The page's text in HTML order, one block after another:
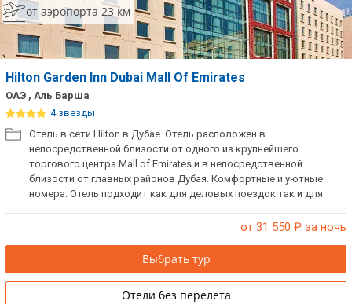
от аэропорта 23 км
Hilton Garden Inn Dubai Mall Of Emirates
ОАЭ , Аль Барша
4 звезды
Отель в сети Hilton в Дубае. Отель расположен в
непосредственной близости от одного из крупнейшего
торгового центра Mall of Emirates и в непосредственной
близости от главных районов Дубая. Комфортные и уютные
номера. Отель подходит как для деловых поездок так и для
от 31 550 ₽ за ночь
Выбрать тур
Отели без перелета